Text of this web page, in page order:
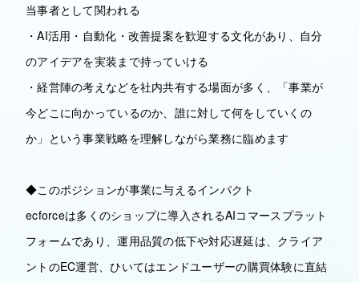
当事者として関われる
・AI活用・自動化・改善提案を歓迎する文化があり、自分
のアイデアを実装まで持っていける
・経営陣の考えなどを社内共有する場面が多く、「事業が
今どこに向かっているのか、誰に対して何をしていくの
か」という事業戦略を理解しながら業務に臨めます
◆このポジションが事業に与えるインパクト
ecforceは多くのショップに導入されるAIコマースプラット
フォームであり、運用品質の低下や対応遅延は、クライア
ントのEC運営、ひいてはエンドユーザーの購買体験に直結